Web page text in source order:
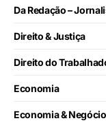
Da Redação –
Direito & Justiça
Direito do
Economia
Economia &